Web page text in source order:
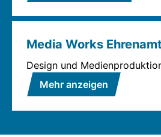
Media Works
Design und
Mehr anzeigen